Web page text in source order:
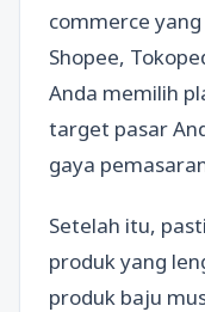
commerce
Shopee,
Anda memilih
target pasar
gaya
Setelah itu,
produk yang
produk baju